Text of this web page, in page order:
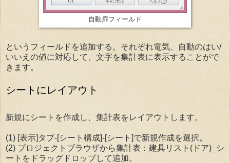
自動扉フィールド
というフィールドを追加する。それぞれ電気、自動のはい/
いいえの値に対応して、文字を集計表に表示することがで
きます。
シートにレイアウト
新規にシートを作成し、集計表をレイアウトします。
(1) [表示]タブ-[シート構成]-[シート]で新規作成を選択。
(2) プロジェクトブラウザから集計表：建具リスト(ドア)_シ
ートをドラッグドロップして追加。